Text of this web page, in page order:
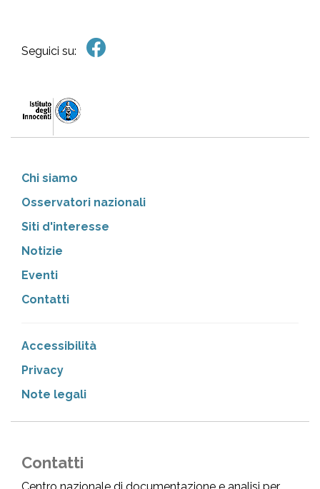
Seguici su:
Chi siamo
Osservatori nazionali
Siti d'interesse
Notizie
Eventi
Contatti
Accessibilità
Privacy
Note legali
Contatti
Centro nazionale di documentazione e analisi per